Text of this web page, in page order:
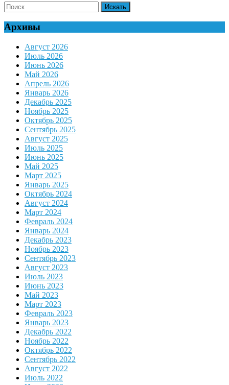
Search
for:
Архивы
Август 2026
Июль 2026
Июнь 2026
Май 2026
Апрель 2026
Январь 2026
Декабрь 2025
Ноябрь 2025
Октябрь 2025
Сентябрь 2025
Август 2025
Июль 2025
Июнь 2025
Май 2025
Март 2025
Январь 2025
Октябрь 2024
Август 2024
Март 2024
Февраль 2024
Январь 2024
Декабрь 2023
Ноябрь 2023
Сентябрь 2023
Август 2023
Июль 2023
Июнь 2023
Май 2023
Март 2023
Февраль 2023
Январь 2023
Декабрь 2022
Ноябрь 2022
Октябрь 2022
Сентябрь 2022
Август 2022
Июль 2022